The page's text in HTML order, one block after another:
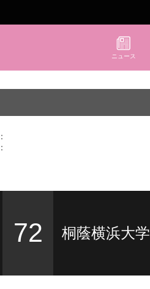
ニュース
72 桐蔭横浜大学